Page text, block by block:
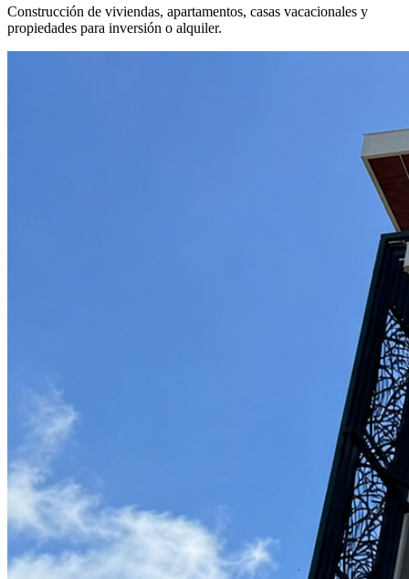
Construcción de viviendas, apartamentos, casas vacacionales y
propiedades para inversión o alquiler.